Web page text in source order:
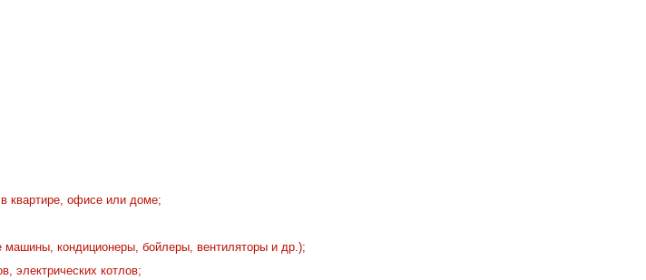
квартире, офисе или доме;
машины, кондиционеры, бойлеры, вентиляторы и др.);
электрических котлов;